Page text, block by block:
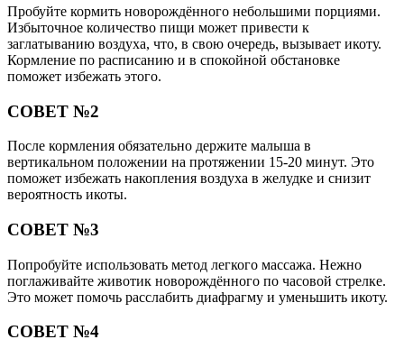
Пробуйте кормить новорождённого небольшими порциями.
Избыточное количество пищи может привести к
заглатыванию воздуха, что, в свою очередь, вызывает икоту.
Кормление по расписанию и в спокойной обстановке
поможет избежать этого.
СОВЕТ №2
После кормления обязательно держите малыша в
вертикальном положении на протяжении 15-20 минут. Это
поможет избежать накопления воздуха в желудке и снизит
вероятность икоты.
СОВЕТ №3
Попробуйте использовать метод легкого массажа. Нежно
поглаживайте животик новорождённого по часовой стрелке.
Это может помочь расслабить диафрагму и уменьшить икоту.
СОВЕТ №4